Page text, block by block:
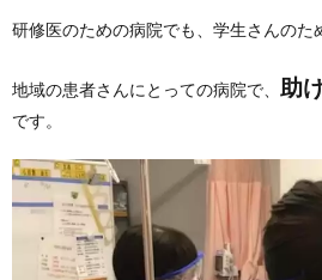
研修医のための病院でも、学生さんのた
地域の患者さんにとっての病院で、 助
です。